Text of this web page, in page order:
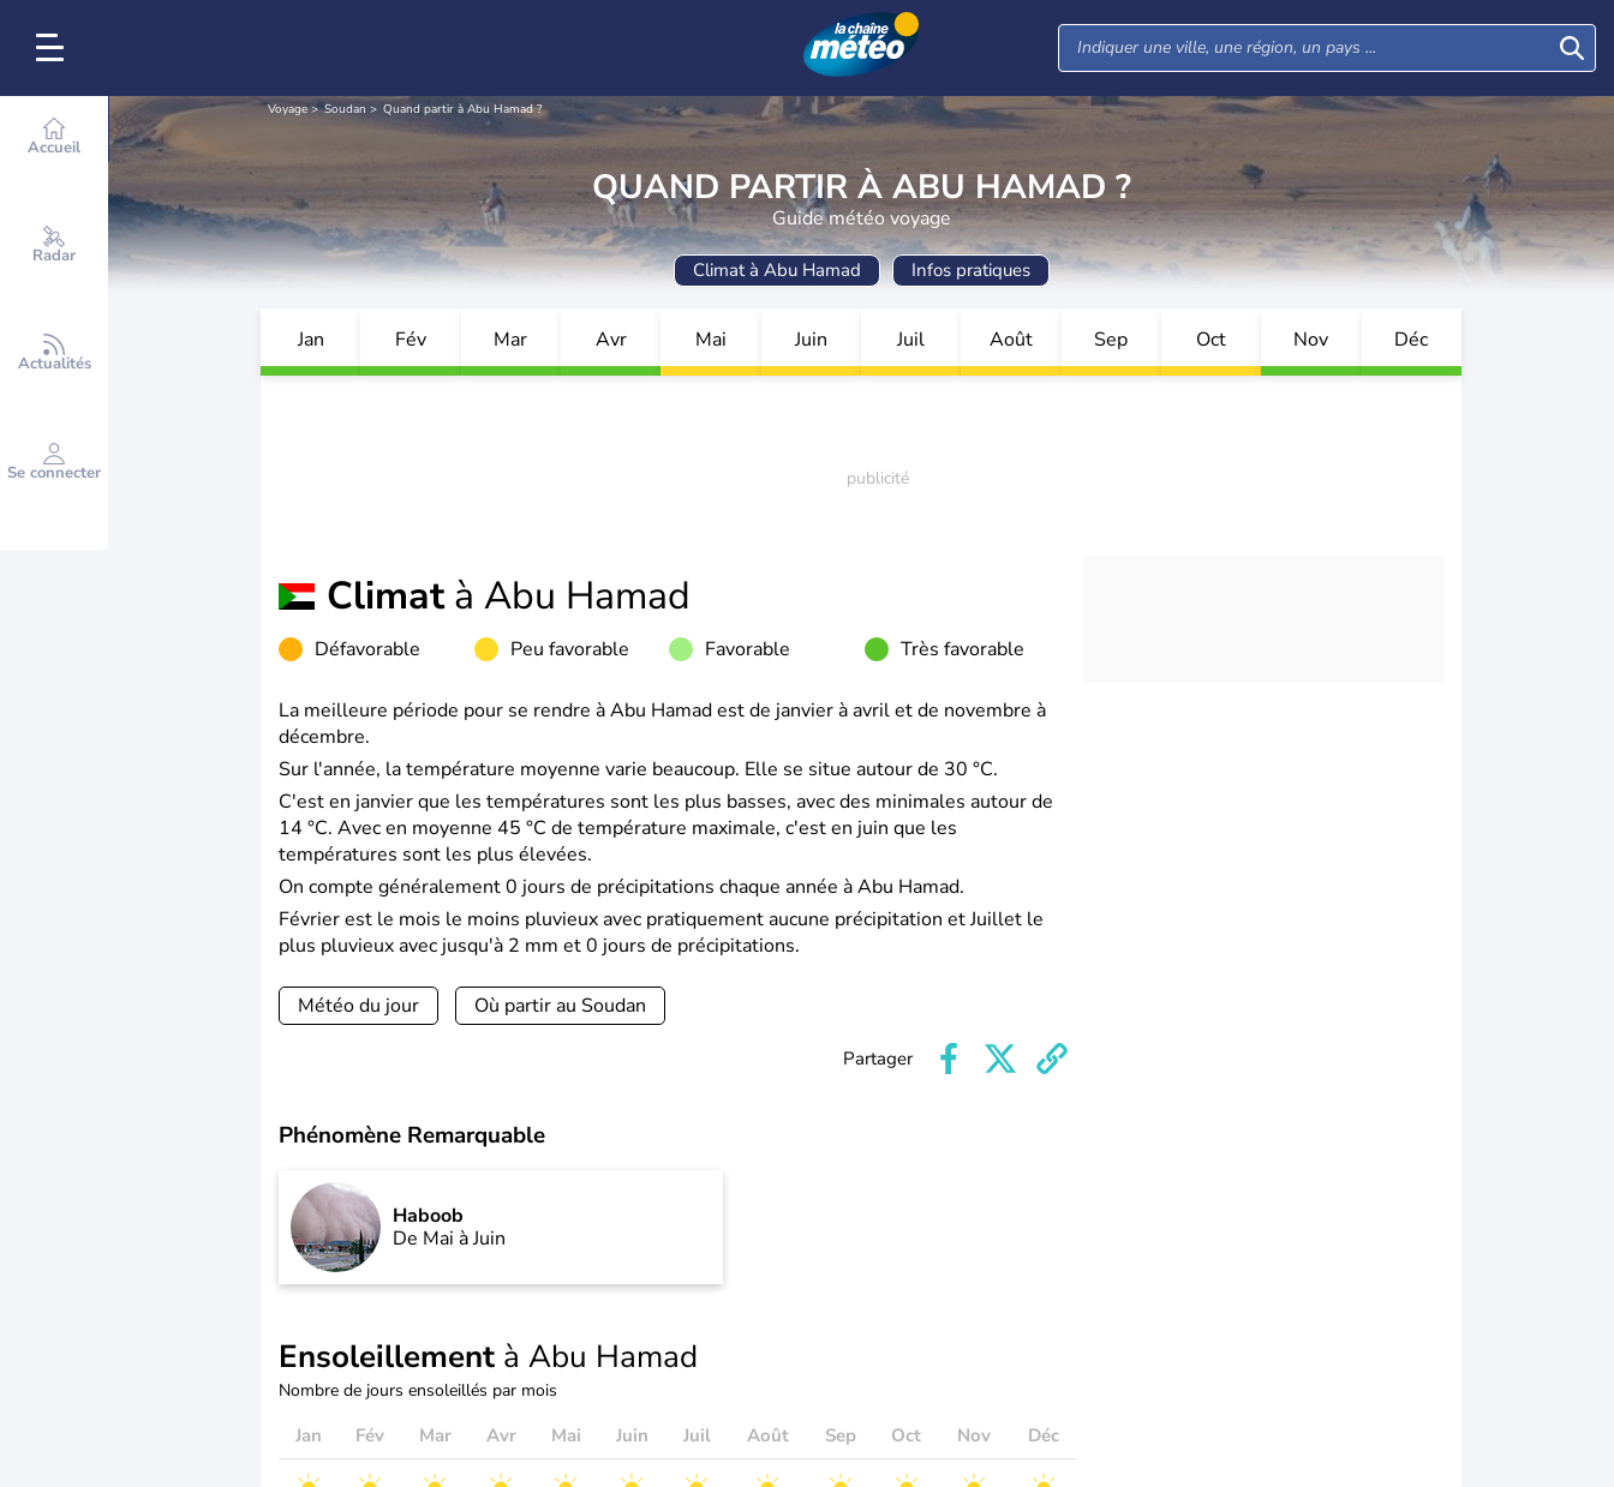
Accueil
Radar
Actualités
Se connecter
Voyage Soudan Quand partir à Abu Hamad ?
QUAND PARTIR À ABU HAMAD ?
Guide météo voyage
Climat à Abu Hamad Infos pratiques
Jan Fév Mar Avr Mai Juin Juil Août Sep Oct Nov Déc
Climatà Abu Hamad
Défavorable Peu favorable Favorable Très favorable
La meilleure période pour se rendre à Abu Hamad est de janvier à avril et de novembre à
décembre.
Sur l'année, la température moyenne varie beaucoup. Elle se situe autour de 30 °C.
C'est en janvier que les températures sont les plus basses, avec des minimales autour de
14 °C. Avec en moyenne 45 °C de température maximale, c'est en juin que les
températures sont les plus élevées.
On compte généralement 0 jours de précipitations chaque année à Abu Hamad.
Février est le mois le moins pluvieux avec pratiquement aucune précipitation et Juillet le
plus pluvieux avec jusqu'à 2 mm et 0 jours de précipitations.
Météo du jour Où partir au Soudan
Partager
Phénomène Remarquable
Haboob
De Mai à Juin
Ensoleillement à Abu Hamad
Nombre de jours ensoleillés par mois
Jan Fév Mar Avr Mai Juin Juil Août Sep Oct Nov Déc